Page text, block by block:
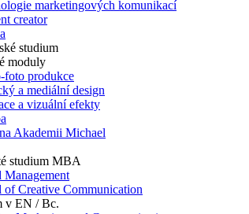
marketingových komunikací
creator
studium
moduly
foto produkce
a mediální design
a vizuální efekty
Akademii Michael
studium MBA
Management
of Creative Communication
v EN / Bc.